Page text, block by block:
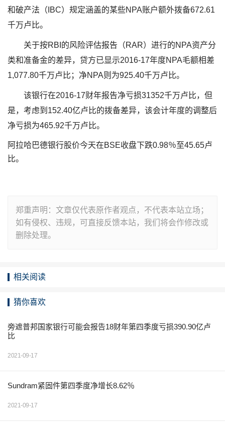
和破产法（IBC）规定涵盖的某些NPA账户额外拨备672.61
千万卢比。
关于按RBI的风险评估报告（RAR）进行的NPA资产分
类和准备金的差异，贷方已显示2016-17年度NPA毛额相差
1,077.80千万卢比；净NPA则为925.40千万卢比。
该银行在2016-17财年报告净亏损31352千万卢比，但
是，考虑到152.40亿卢比的拨备差异，该会计年度的调整后
净亏损为465.92千万卢比。
阿拉哈巴德银行股价今天在BSE收盘下跌0.98％至45.65卢
比。
郑重声明：文章仅代表原作者观点，不代表本站立场；
如有侵权、违规，可直接反馈本站，我们将会作修改或
删除处理。
相关阅读
猜你喜欢
旁遮普邦国家银行可能会报告18财年第四季度亏损390.90亿卢
比
2021-09-17
Sundram紧固件第四季度净增长8.62％
2021-09-17